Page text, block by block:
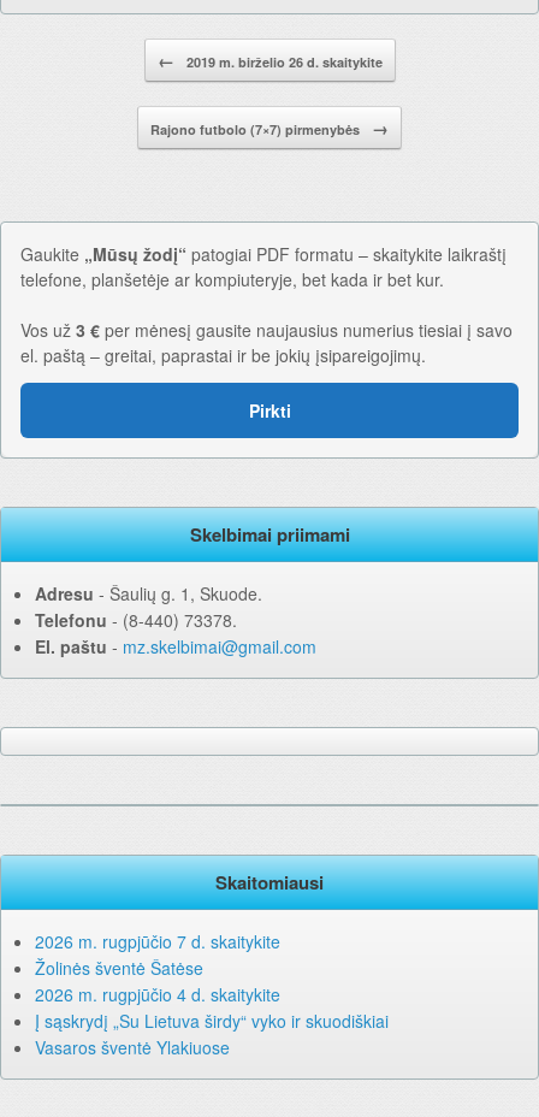
← 2019 m. birželio 26 d. skaitykite
Rajono futbolo (7×7) pirmenybės →
Gaukite „Mūsų žodį“ patogiai PDF formatu – skaitykite laikraštį
telefone, planšetėje ar kompiuteryje, bet kada ir bet kur.
Vos už 3 € per mėnesį gausite naujausius numerius tiesiai į savo
el. paštą – greitai, paprastai ir be jokių įsipareigojimų.
Pirkti
Skelbimai priimami
Adresu ‐ Šaulių g. 1, Skuode.
Telefonu ‐ (8-440) 73378.
El. paštu ‐ mz.skelbimai@gmail.com
Skaitomiausi
2026 m. rugpjūčio 7 d. skaitykite
Žolinės šventė Šatėse
2026 m. rugpjūčio 4 d. skaitykite
Į sąskrydį „Su Lietuva širdy“ vyko ir skuodiškiai
Vasaros šventė Ylakiuose